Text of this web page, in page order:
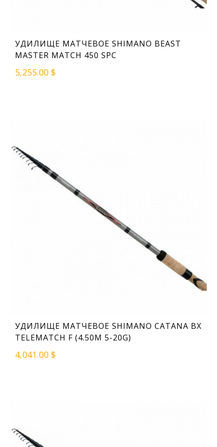
УДИЛИЩЕ МАТЧЕВОЕ SHIMANO BEAST
MASTER MATCH 450 SPC
5,255.00 $
УДИЛИЩЕ МАТЧЕВОЕ SHIMANO CATANA BX
TELEMATCH F (4.50M 5-20G)
4,041.00 $